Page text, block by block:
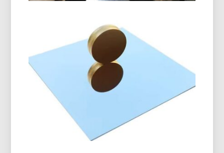
H116
تعلم كيفية الصف البحرية 5086 توفر لوحة الألومنيوم
H116 أداءً متميزًا في الهياكل, الطوابق, والمعدات
البحرية مع توازن القوة المثبت, متانة, وتصميم خفيف